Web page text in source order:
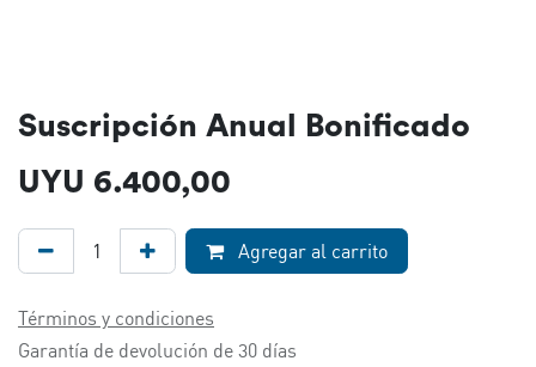
Suscripción Anual Bonificado
UYU 6.400,00
Agregar al carrito
Términos y condiciones
Garantía de devolución de 30 días